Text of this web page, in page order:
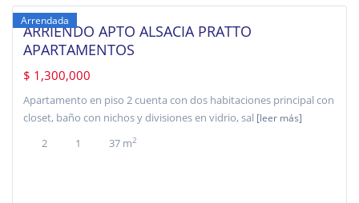
Arrendada
ARRIENDO APTO ALSACIA PRATTO
APARTAMENTOS
$ 1,300,000
Apartamento en piso 2 cuenta con dos habitaciones principal con
closet, baño con nichos y divisiones en vidrio, sal [leer más]
2 1 37 m2